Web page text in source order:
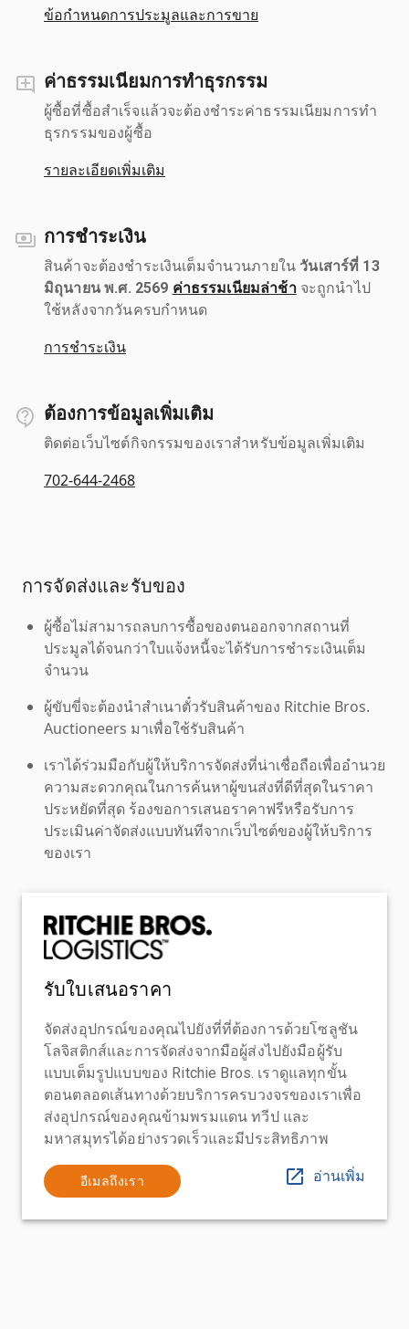
ข้อกำหนดการประมูลและการขาย
ค่าธรรมเนียมการทำธุรกรรม
ผู้ซื้อที่ซื้อสำเร็จแล้วจะต้องชำระค่าธรรมเนียมการทำ
ธุรกรรมของผู้ซื้อ
รายละเอียดเพิ่มเติม
การชำระเงิน
สินค้าจะต้องชำระเงินเต็มจำนวนภายใน วันเสาร์ที่ 13
มิถุนายน พ.ศ. 2569 ค่าธรรมเนียมล่าช้าจะถูกนำไป
ใช้หลังจากวันครบกำหนด
การชำระเงิน
ต้องการข้อมูลเพิ่มเติม
ติดต่อเว็บไซต์กิจกรรมของเราสำหรับข้อมูลเพิ่มเติม
702-644-2468
การจัดส่งและรับของ
ผู้ซื้อไม่สามารถลบการซื้อของตนออกจากสถานที่
ประมูลได้จนกว่าใบแจ้งหนี้จะได้รับการชำระเงินเต็ม
จำนวน
ผู้ขับขี่จะต้องนำสำเนาตั๋วรับสินค้าของ Ritchie Bros.
Auctioneers มาเพื่อใช้รับสินค้า
เราได้ร่วมมือกับผู้ให้บริการจัดส่งที่น่าเชื่อถือเพื่ออำนวย
ความสะดวกคุณในการค้นหาผู้ขนส่งที่ดีที่สุดในราคา
ประหยัดที่สุด ร้องขอการเสนอราคาฟรีหรือรับการ
ประเมินค่าจัดส่งแบบทันทีจากเว็บไซต์ของผู้ให้บริการ
ของเรา
รับใบเสนอราคา
จัดส่งอุปกรณ์ของคุณไปยังที่ที่ต้องการด้วยโซลูชัน
โลจิสติกส์และการจัดส่งจากมือผู้ส่งไปยังมือผู้รับ
แบบเต็มรูปแบบของ Ritchie Bros. เราดูแลทุกขั้น
ตอนตลอดเส้นทางด้วยบริการครบวงจรของเราเพื่อ
ส่งอุปกรณ์ของคุณข้ามพรมแดน ทวีป และ
มหาสมุทรได้อย่างรวดเร็วและมีประสิทธิภาพ
อีเมลถึงเรา อ่านเพิ่ม